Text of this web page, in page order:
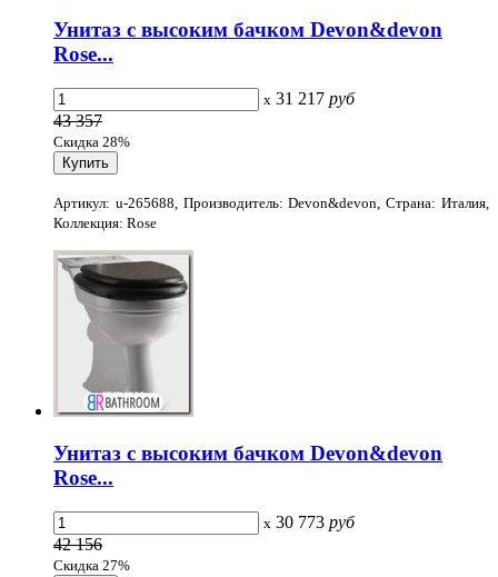
Унитаз с высоким бачком Devon&devon
Rose...
x 31 217 руб
43 357
Скидка 28%
Артикул: u-265688, Производитель: Devon&devon, Страна: Италия,
Коллекция: Rose
Унитаз с высоким бачком Devon&devon
Rose...
x 30 773 руб
42 156
Скидка 27%